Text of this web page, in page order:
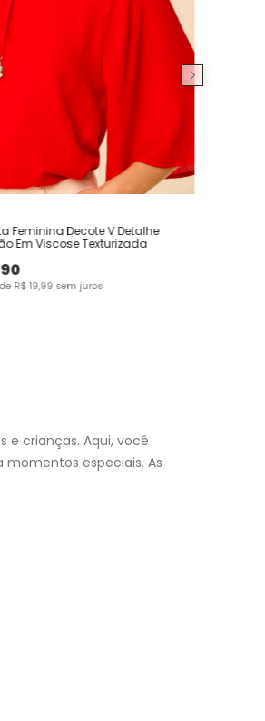
Feminina Decote V Detalhe
Em Viscose Texturizada
90
R$ 19,99 sem juros
e crianças. Aqui, você
especiais. As